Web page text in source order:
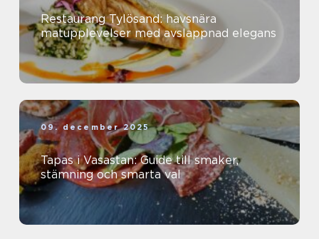
Restaurang Tylösand: havsnära
matupplevelser med avslappnad elegans
09. december 2025
Tapas i Vasastan: Guide till smaker,
stämning och smarta val